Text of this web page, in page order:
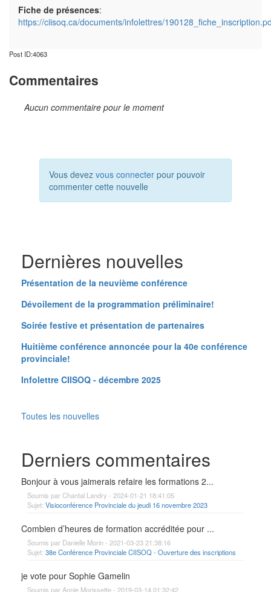
Fiche de présences:
https://ciisoq.ca/documents/infolettres/
Post ID:4063
Commentaires
Aucun commentaire pour le moment
Vous devez vous connecter pour pouvoir
commenter cette nouvelle
Dernières nouvelles
Présentation de la neuvième conférence
Dévoilement de la programmation préliminaire!
Soirée festive et présentation de partenaires
Huitième conférence annoncée pour la 40e conférence
provinciale!
Infolettre CIISOQ - décembre 2025
Toutes les nouvelles
Derniers commentaires
Bonjour à vous jaimerais refaire les formations 2...
Soumis par Chantal Landry - 2024-01-21 18:41:05
Sujet: Visioconférence Provinciale du jeudi 16 novembre 2023
Combien d’heures de formation accréditée pour ...
Soumis par Danielle Morin - 2021-03-23 21:38:16
Sujet: 38e Conférence Provinciale CIISOQ - Ouverture des inscriptions
je vote pour Sophie Gamelin
Soumis par Annie Morissette - 2019-03-14 01:32:42